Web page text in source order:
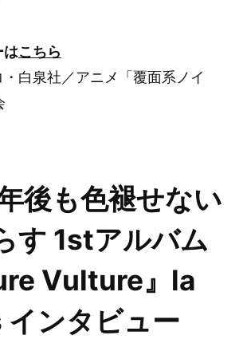
こちら
白泉社／アニメ「覆面系ノイ
後も色褪せない
す 1stアルバム
Vulture』la
ンタビュー